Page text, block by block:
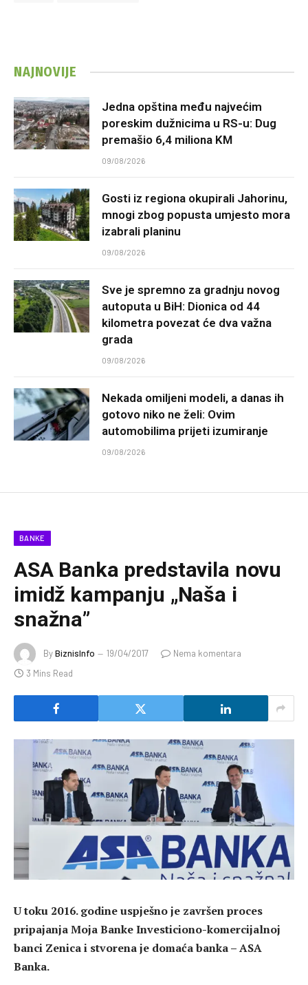
NAJNOVIJE
Jedna opština među najvećim
poreskim dužnicima u RS-u: Dug
premašio 6,4 miliona KM
09/08/2026
Gosti iz regiona okupirali Jahorinu,
mnogi zbog popusta umjesto mora
izabrali planinu
09/08/2026
Sve je spremno za gradnju novog
autoputa u BiH: Dionica od 44
kilometra povezat će dva važna
grada
09/08/2026
Nekada omiljeni modeli, a danas ih
gotovo niko ne želi: Ovim
automobilima prijeti izumiranje
09/08/2026
BANKE
ASA Banka predstavila novu
imidž kampanju „Naša i
snažna”
ByBiznisInfo 19/04/2017
Nema komentara
3 Mins Read
U toku 2016. godine uspješno je završen proces
pripajanja Moja Banke Investiciono-komercijalnoj
banci Zenica i stvorena je domaća banka – ASA
Banka.